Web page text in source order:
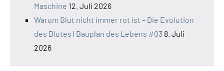
Maschine 12. Juli 2026
Warum Blut nicht immer rot ist – Die Evolution
des Blutes | Bauplan des Lebens #03 8. Juli
2026